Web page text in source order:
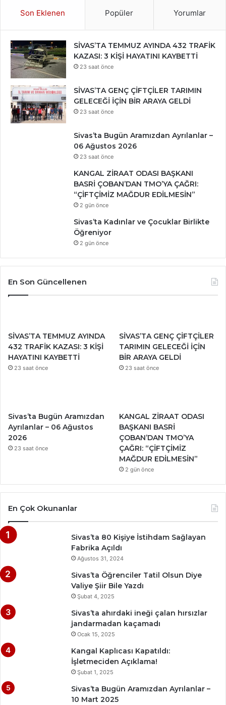
Son Eklenen Popüler Yorumlar
SİVAS’TA TEMMUZ AYINDA 432 TRAFİK
KAZASI: 3 KİŞİ HAYATINI KAYBETTİ
23 saat önce
SİVAS’TA GENÇ ÇİFTÇİLER TARIMIN
GELECEĞİ İÇİN BİR ARAYA GELDİ
23 saat önce
Sivas’ta Bugün Aramızdan Ayrılanlar –
06 Ağustos 2026
23 saat önce
KANGAL ZİRAAT ODASI BAŞKANI
BASRİ ÇOBAN’DAN TMO’YA ÇAĞRI:
“ÇİFTÇİMİZ MAĞDUR EDİLMESİN”
2 gün önce
Sivas’ta Kadınlar ve Çocuklar Birlikte
Öğreniyor
2 gün önce
En Son Güncellenen
SİVAS’TA TEMMUZ AYINDA
432 TRAFİK KAZASI: 3 KİŞİ
HAYATINI KAYBETTİ
23 saat önce
SİVAS’TA GENÇ ÇİFTÇİLER
TARIMIN GELECEĞİ İÇİN
BİR ARAYA GELDİ
23 saat önce
Sivas’ta Bugün Aramızdan
Ayrılanlar – 06 Ağustos
2026
23 saat önce
KANGAL ZİRAAT ODASI
BAŞKANI BASRİ
ÇOBAN’DAN TMO’YA
ÇAĞRI: “ÇİFTÇİMİZ
MAĞDUR EDİLMESİN”
2 gün önce
En Çok Okunanlar
Sivas’ta 80 Kişiye İstihdam Sağlayan
Fabrika Açıldı
Ağustos 31, 2024
Sivas’ta Öğrenciler Tatil Olsun Diye
Valiye Şiir Bile Yazdı
Şubat 4, 2025
Sivas’ta ahırdaki ineği çalan hırsızlar
jandarmadan kaçamadı
Ocak 15, 2025
Kangal Kaplıcası Kapatıldı:
İşletmeciden Açıklama!
Şubat 1, 2025
Sivas’ta Bugün Aramızdan Ayrılanlar –
10 Mart 2025